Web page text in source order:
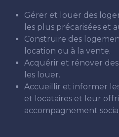
Gérer et louer des
les plus précarisées et
Construire des
location ou à la vente.
Acquérir et rénover
les louer.
Accueillir et informer
et locataires et leur
accompagnement